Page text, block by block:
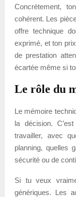
Concrètement,
cohérent. Les
offre technique
exprimé, et ton
de prestation
écartée même si
Le rôle du
Le mémoire
la décision.
travailler, avec
planning, quelles
sécurité ou de
Si tu veux
génériques. Les